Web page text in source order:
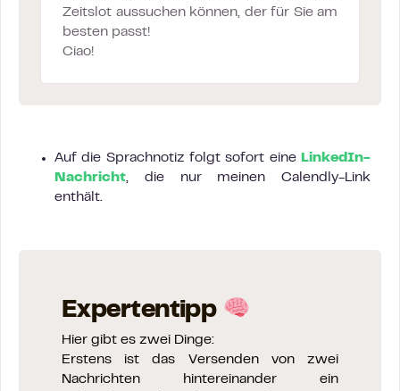
Zeitslot aussuchen können, der für Sie am
besten passt!
Ciao!
Auf die Sprachnotiz folgt sofort eine LinkedIn-
Nachricht, die nur meinen Calendly-Link
enthält.
Expertentipp
Hier gibt es zwei Dinge:
Erstens ist das Versenden von zwei
Nachrichten hintereinander ein